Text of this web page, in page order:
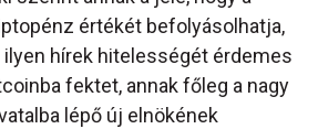
értékét befolyásolhatja,
hírek hitelességét érdemes
fektet, annak főleg a nagy
lépő új elnökének